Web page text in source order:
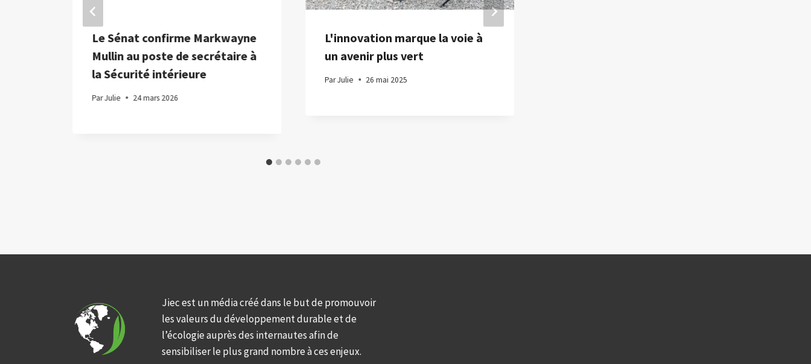
Le Sénat confirme Markwayne
Mullin au poste de secrétaire à
la Sécurité intérieure
ParJulie 24 mars 2026
L'innovation marque la voie à
un avenir plus vert
ParJulie 26 mai 2025
Jiec est un média créé dans le but de promouvoir
les valeurs du développement durable et de
l’écologie auprès des internautes afin de
sensibiliser le plus grand nombre à ces enjeux.